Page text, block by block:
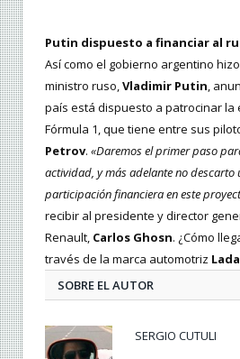
Putin dispuesto a financiar al
Así como el gobierno argentino
ministro ruso,Vladimir Putin,
país está dispuesto a patrocinar la
Fórmula 1, que tiene entre sus
Petrov. «Daremos el primer paso
actividad, y más adelante no descarto
participación financiera en este
recibir al presidente y director
Renault, Carlos Ghosn. ¿Cómo
través de la marca automotriz Lada
SOBRE EL AUTOR
SERGIO CUTULI